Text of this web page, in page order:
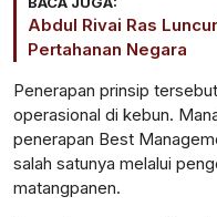
Abdul Rivai Ras
Pertahanan Negara
Penerapan prinsip tersebut
operasional di kebun.
penerapan Best
salah satunya melalui
matangpanen.